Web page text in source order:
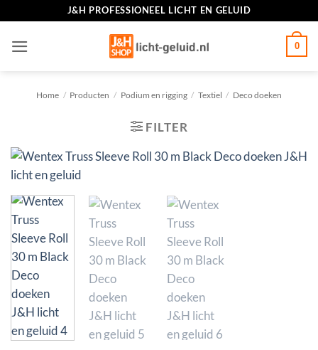
inhoud
J&H PROFESSIONEEL LICHT EN GELUID
0
Home / Producten / Podium en rigging / Textiel / Deco doeken
FILTER